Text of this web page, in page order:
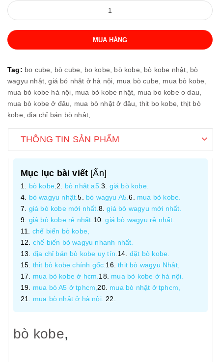
MUA HÀNG
Tag: bo cube, bò cube, bo kobe, bò kobe, bò kobe nhật, bò
wagyu nhật,giá bó nhật ở hà nội, mua bò cube, mua bò kobe,
mua bò kobe hà nội, mua bò kobe nhật, mua bo kobe o dau,
mua bò kobe ở đâu, mua bò nhật ở đâu, thit bo kobe,thịt bò
kobe,địa chỉ bán bò nhật,
THÔNG TIN SẢN PHẨM
Mục lục bài viết [Ẩn]
bò kobe, bò nhật a5.
giá bò kobe.
bò wagyu nhật.
bò wagyu A5.
mua bò kobe.
giá bò kobe mới nhất.
giá bò wagyu mới nhất.
giá bò kobe rẻ nhất.
giá bò wagyu rẻ nhất.
chế biến bò kobe,
chế biến bò wagyu nhanh nhất.
địa chỉ bán bò kobe uy tín.
đặt bò kobe.
thịt bò kobe chính gốc.
thịt bò wagyu Nhật,
mua bò kobe ở hcm.
mua bò kobe ở hà nội.
mua bò A5 ở tphcm,
mua bò nhật ở tphcm,
mua bò nhật ở hà nội.
bò kobe,